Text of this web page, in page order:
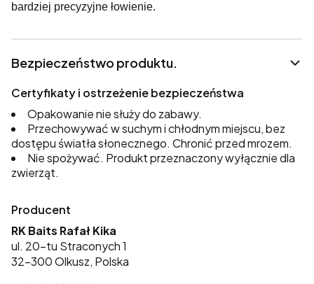
bardziej precyzyjne łowienie.
Bezpieczeństwo produktu.
Certyfikaty i ostrzeżenie bezpieczeństwa
Opakowanie nie służy do zabawy.
Przechowywać w suchym i chłodnym miejscu, bez
dostępu światła słonecznego. Chronić przed mrozem.
Nie spożywać. Produkt przeznaczony wyłącznie dla
zwierząt.
Producent
RK Baits Rafał Kika
ul. 20-tu Straconych 1
32-300 Olkusz, Polska